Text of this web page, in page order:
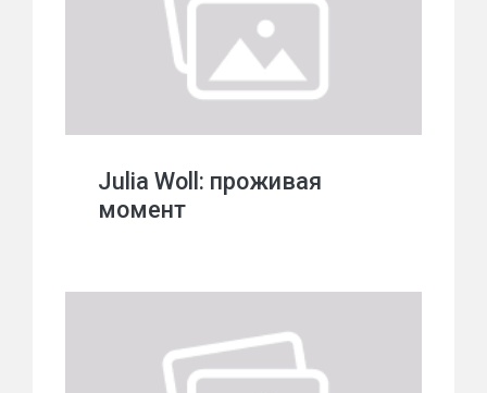
Julia Woll: проживая
момент